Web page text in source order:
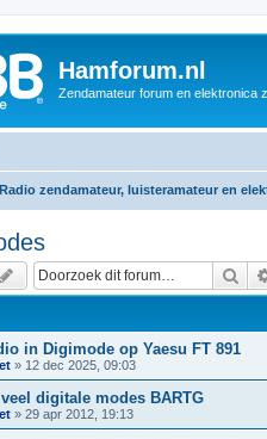
Hamforum.nl
Zendamateur forum en elektronica
Radio zendamateur, luisteramateur en
in Digimode op Yaesu FT 891
» 12 dec 2025, 09:03
digitale modes BARTG
» 29 apr 2012, 19:13